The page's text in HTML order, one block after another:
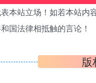
本站立场！如若本站
国法律相抵触的言论！
版